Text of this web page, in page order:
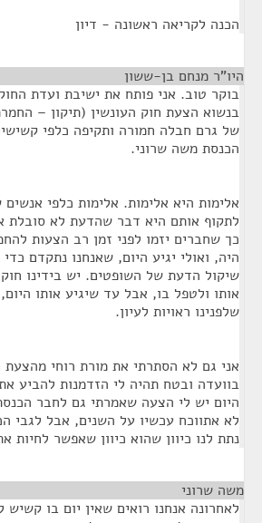
הכנה לקריאה ראשונה - דיון
היו"ר מנחם בן-ששון
בוקר טוב. אני פותח את ישיבת ועדת
בנשוא הצעת חוק העונשין (תיקון –
של גרם חבלה חמורה ותקיפה כלפי
הכנסת משה שרוני.
אלימות היא אלימות. אלימות כלפי
לתקוף אותם היא דבר שהדעת לא סובלת
כך שחברים יזמו לפני זמן רב הצעות
היה, ואולי יגיע היום, שאנחנו נתקדם
שיקול הדעת של השופטים. יש בידינו
אותו ולטפל בו, אבל עד שיגיע אותו
שלפנינו ראויות לעיון.
אני גם לא הסתרתי את מורת רוחי
בוועדה ובטח תהיה לי הזדמנות להביע
היום יש לי הצעה שאמרתי גם לחבר
לא אתווכח עכשיו על השנים, אבל לגבי
נתת לנו כיוון שהוא כיוון שאפשר לחיות
משה שרוני
לאחרונה אנחנו רואים שאין יום בו